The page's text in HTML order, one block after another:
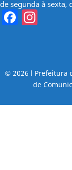
de segunda à sexta,
© 2026 l Prefeitura
de